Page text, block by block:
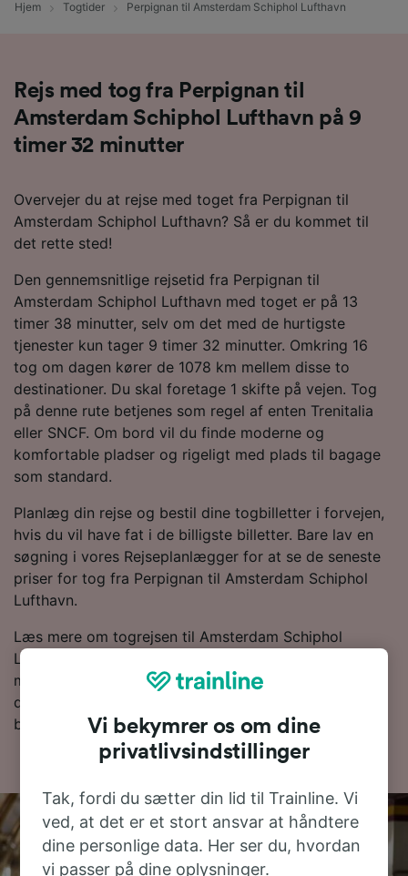
Hjem Togtider Perpignan til Amsterdam Schiphol Lufthavn
Rejs med tog fra Perpignan til
Amsterdam Schiphol Lufthavn på 9
timer 32 minutter
Overvejer du at rejse med toget fra Perpignan til
Amsterdam Schiphol Lufthavn? Så er du kommet til
det rette sted!
Den gennemsnitlige rejsetid fra Perpignan til
Amsterdam Schiphol Lufthavn med toget er på 13
timer 38 minutter, selv om det med de hurtigste
tjenester kun tager 9 timer 32 minutter. Omkring 16
tog om dagen kører de 1078 km mellem disse to
destinationer. Du skal foretage 1 skifte på vejen. Tog
på denne rute betjenes som regel af enten Trenitalia
eller SNCF. Om bord vil du finde moderne og
komfortable pladser og rigeligt med plads til bagage
som standard.
Planlæg din rejse og bestil dine togbilletter i forvejen,
hvis du vil have fat i de billigste billetter. Bare lav en
søgning i vores Rejseplanlægger for at se de seneste
priser for tog fra Perpignan til Amsterdam Schiphol
Lufthavn.
Læs mere om togrejsen til Amsterdam Schiphol
Lufthavn samt de ofte stillede spørgsmål, togplaner
med de første og sidste togtider og tips til, hvordan
du bestiller billige togbilletter. Hvis du er klar til at
bestille, så lav en søgning efter billetter med os i dag.
Vi bekymrer os om dine
privatlivsindstillinger
Tak, fordi du sætter din lid til Trainline. Vi
ved, at det er et stort ansvar at håndtere
dine personlige data. Her ser du, hvordan
vi passer på dine oplysninger.